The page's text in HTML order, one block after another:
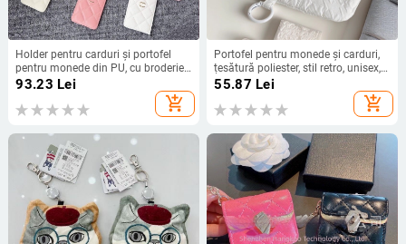
Holder pentru carduri și portofel
pentru monede din PU, cu broderie
quilted și lanț de gât portabil —
93.23 Lei
add_shopping_cart
Portofel pentru monede și carduri,
țesătură poliester, stil retro, unisex,
compartimente pentru mai multe
55.87 Lei
add_shopping_cart